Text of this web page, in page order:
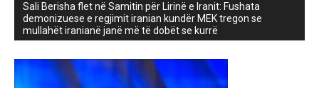
Sali Berisha flet në Samitin për Lirinë e Iranit: Fushata
demonizuese e regjimit iranian kundër MEK tregon se
mullahët iranianë janë më të dobët se kurrë